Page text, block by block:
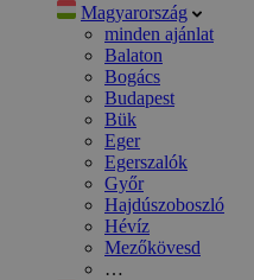
Magyarország
minden ajánlat
Balaton
Bogács
Budapest
Bük
Eger
Egerszalók
Győr
Hajdúszoboszló
Hévíz
Mezőkövesd
…